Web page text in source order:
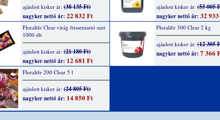
ajánlott kisker ár: (38 135 Ft)
nagyker nettó ár: 22 832 Ft
ajánlott kisker ár: (55 005
nagyker nettó ár: 32
Floralife Clear virág frissentartó szer
1000 db
ajánlott kisker ár: (21 180 Ft)
nagyker nettó ár: 12 681 Ft
Floralife 300 Clear 2 kg
ajánlott kisker ár: (12 305
nagyker nettó ár: 7 366
Floralife 200 Clear 5 l
ajánlott kisker ár: (24 805 Ft)
nagyker nettó ár: 14 850 Ft